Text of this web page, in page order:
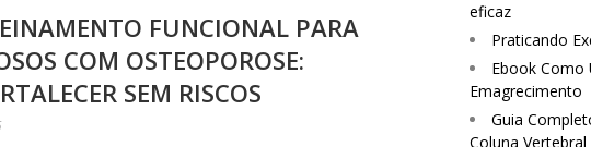
FUNCIONAL PARA
COM OSTEOPOROSE:
SEM RISCOS
eficaz
Praticando
Ebook Como
Emagrecimento
Guia
Coluna Vertebral